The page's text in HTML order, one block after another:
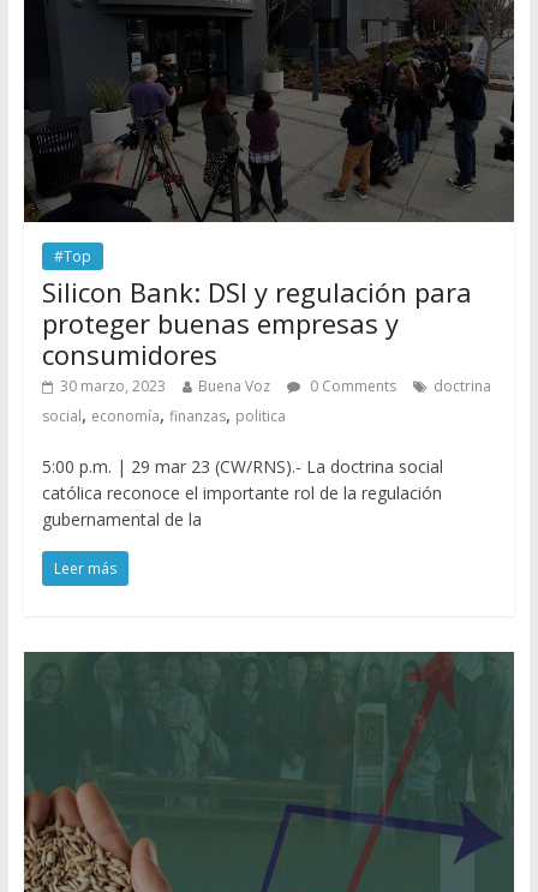
#Top
Silicon Bank: DSI y regulación para
proteger buenas empresas y
consumidores
30 marzo, 2023 Buena Voz 0 Comments
doctrina
social, economía, finanzas, politica
5:00 p.m. | 29 mar 23 (CW/RNS).- La doctrina social
católica reconoce el importante rol de la regulación
gubernamental de la
Leer más